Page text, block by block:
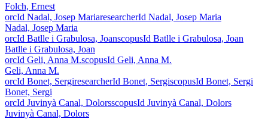
Folch, Ernest
orcId Nadal, Josep MariaresearcherId Nadal, Josep Maria
Nadal, Josep Maria
orcId Batlle i Grabulosa, JoanscopusId Batlle i Grabulosa, Joan
Batlle i Grabulosa, Joan
orcId Geli, Anna M.scopusId Geli, Anna M.
Geli, Anna M.
orcId Bonet, SergiresearcherId Bonet, SergiscopusId Bonet, Sergi
Bonet, Sergi
orcId Juvinyà Canal, DolorsscopusId Juvinyà Canal, Dolors
Juvinyà Canal, Dolors